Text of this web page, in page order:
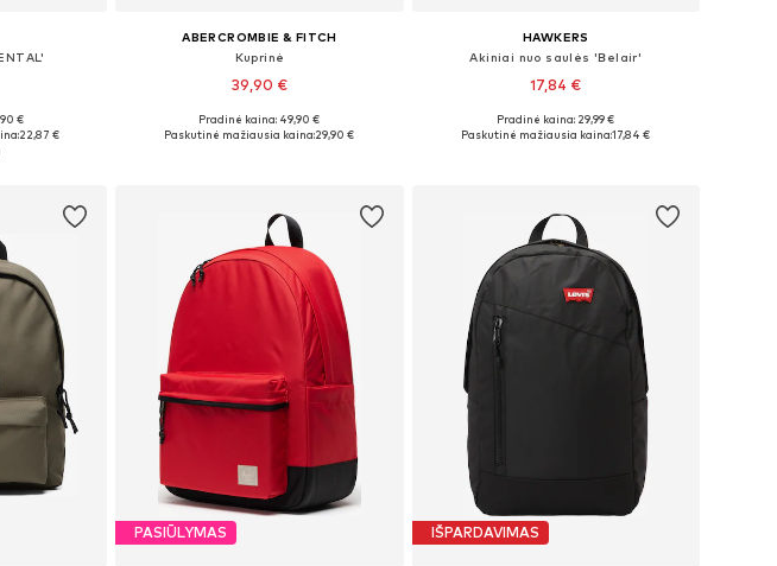
Size
€
22,87 €
ABERCROMBIE & FITCH
Kuprinė
39,90 €
Galimi dydžiai: One Size
Pradinė kaina: 49,90 €
Paskutinė mažiausia kaina:29,90 €
HAWKERS
Akiniai nuo saulės 'Belair'
17,84 €
Galimi dydžiai: Onesize
Pradinė kaina: 29,99 €
Paskutinė mažiausia kaina:17,84 €
PASIŪLYMAS IŠPARDAVIMAS